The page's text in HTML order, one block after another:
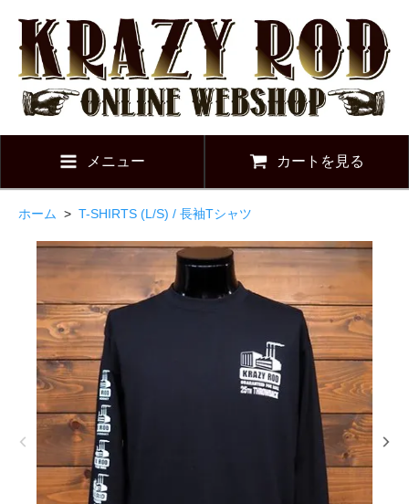
メニュー カートを見る
ホーム > T-SHIRTS (L/S) / 長袖Tシャツ